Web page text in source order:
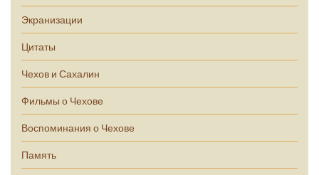
Экранизации
Цитаты
Чехов и Сахалин
Фильмы о Чехове
Воспоминания о Чехове
Память